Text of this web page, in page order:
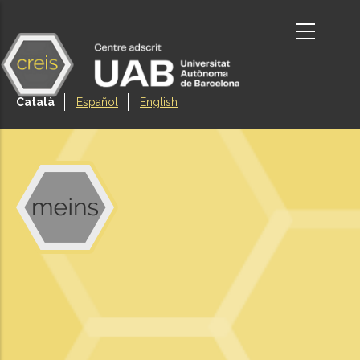
contingut
Català Español English